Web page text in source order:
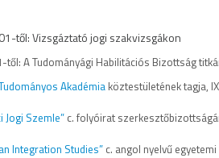
től: Vizsgáztató jogi szakvizsgákon
től: A Tudományági Habilitációs Bizottság
Akadémia köztestületének tagja,
Jogi Szemle” c. folyóirat
Integration Studies” c. angol nyelvű